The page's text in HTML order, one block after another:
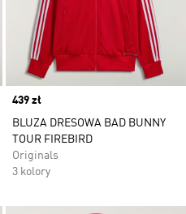
Price
439 zł
BLUZA DRESOWA BAD BUNNY
TOUR FIREBIRD
Originals
3 kolory